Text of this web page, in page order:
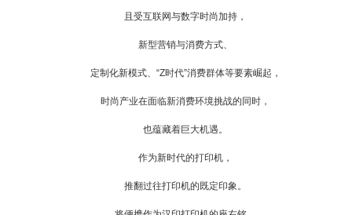
且受互联网与数字时尚加持，
新型营销与消费方式、
定制化新模式、“Z时代”消费群体等要素崛起，
时尚产业在面临新消费环境挑战的同时，
也蕴藏着巨大机遇。
作为新时代的打印机，
推翻过往打印机的既定印象。